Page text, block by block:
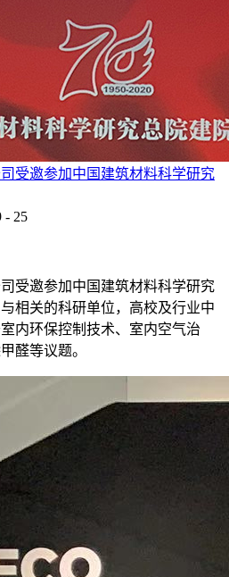
受邀参加中国建筑材料科学研究
- 25
受邀参加中国建筑材料科学研究
相关的科研单位，高校及行业中
内环保控制技术、室内空气治
醛等议题。